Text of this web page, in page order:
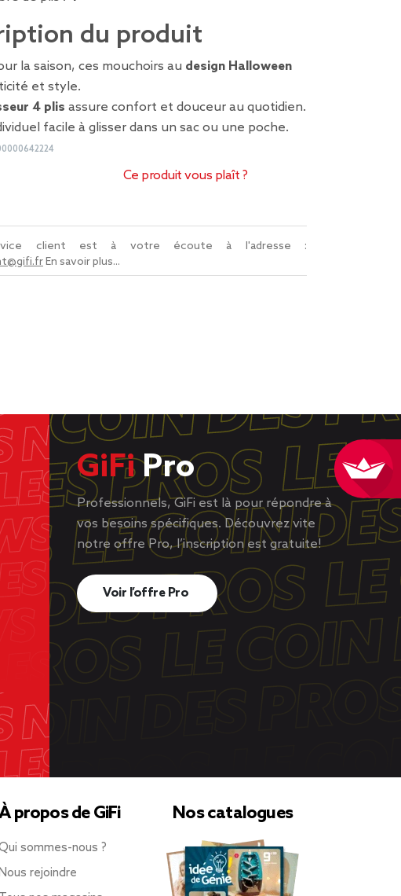
du produit
la saison, ces mouchoirs au design Halloween
et style.
4 plis assure confort et douceur au quotidien.
facile à glisser dans un sac ou une poche.
Ce produit vous plaît ?
client est à votre écoute à l'adresse :
En savoir plus...
GiFiPro
Professionnels, GiFi est là pour répondre à
vos besoins spécifiques. Découvrez vite
notre offre Pro, l’inscription est gratuite!
Voir l’offre Pro
propos de GiFi
sommes-nous ?
rejoindre
Nos catalogues